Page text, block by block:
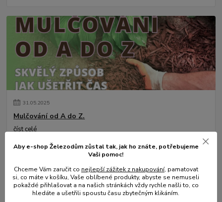
31.05.2025
Mulčování od A do Z.
číst celé
Aby e-shop Železodům zůstal tak, jak ho znáte, potřebujeme
Vaši pomoc!
Chceme Vám zaručit co nejlepší zážitek z nakupování, pamatovat
si, co máte v košíku, Vaše oblíbené produkty, abyste se nemuseli
pokaždé přihlašovat a na našich stránkách vždy rychle našli to, co
hledáte a ušetřili spoustu času zbytečným klikáním.